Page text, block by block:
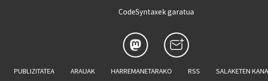
CodeSyntaxek garatua
PUBLIZITATEA ARAUAK HARREMANETARAKO RSS SALAKETEN